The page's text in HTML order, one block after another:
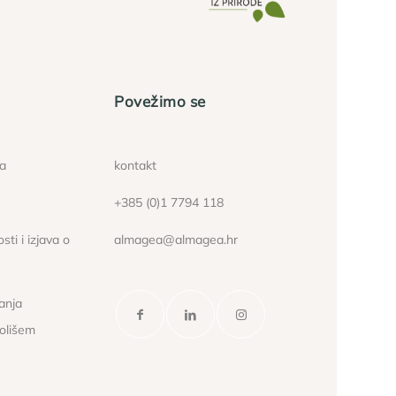
i izjava o
Povežimo se
kontakt
+385 (0)1 7794 118
almagea@almagea.hr